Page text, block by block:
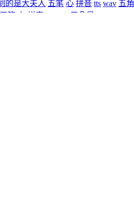
的是大夫人 五笔 心 拼音 tts wav 五
五笔 心 拼音
五角星